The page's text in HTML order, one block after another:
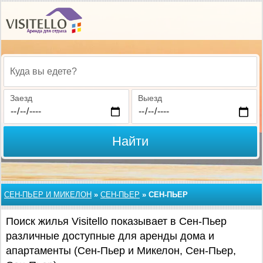
Куда вы едете?
Заезд Выезд
Найти
СЕН-ПЬЕР И МИКЕЛОН » СЕН-ПЬЕР » СЕН-ПЬЕР
Поиск жилья Visitello показывает в Сен-Пьер
различные доступные для аренды дома и
апартаменты (Сен-Пьер и Микелон, Сен-Пьер,